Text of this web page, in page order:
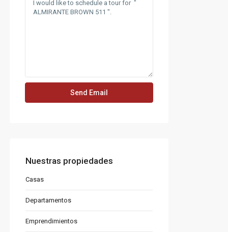
Nuestras propiedades
Casas
Departamentos
Emprendimientos